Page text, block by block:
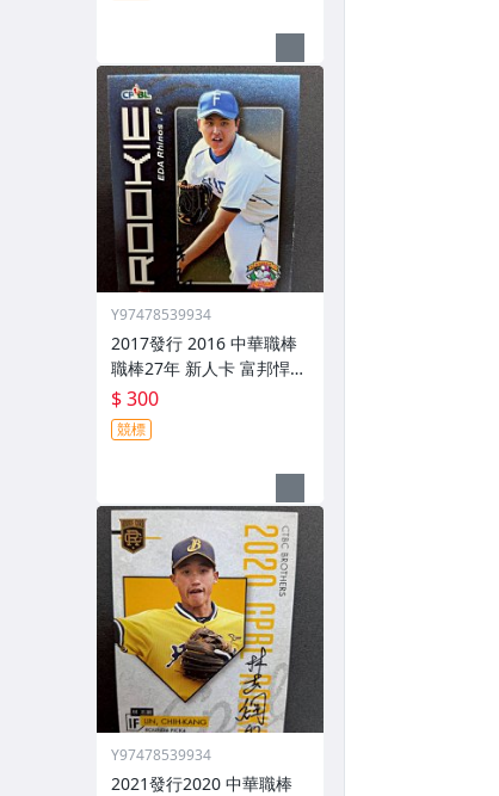
Y97478539934
2017發行 2016 中華職棒
職棒27年 新人卡 富邦悍將
陳仕朋 親筆簽名卡 rc05
$ 300
競標
Y97478539934
2021發行2020 中華職棒